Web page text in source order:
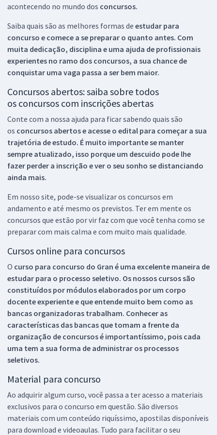
acontecendo no mundo dos concursos.
Saiba quais são as melhores formas de estudar para
concurso e comece a se preparar o quanto antes. Com
muita dedicação, disciplina e uma ajuda de profissionais
experientes no ramo dos concursos, a sua chance de
conquistar uma vaga passa a ser bem maior.
Concursos abertos: saiba sobre todos
os concursos com inscrições abertas
Conte com a nossa ajuda para ficar sabendo quais são
os concursos abertos e acesse o edital para começar a sua
trajetória de estudo. É muito importante se manter
sempre atualizado, isso porque um descuido pode lhe
fazer perder a inscrição e ver o seu sonho se distanciando
ainda mais.
Em nosso site, pode-se visualizar os concursos em
andamento e até mesmo os previstos. Ter em mente os
concursos que estão por vir faz com que você tenha como se
preparar com mais calma e com muito mais qualidade.
Cursos online para concursos
O curso para concurso do Gran é uma excelente maneira de
estudar para o processo seletivo. Os nossos cursos são
constituídos por módulos elaborados por um corpo
docente experiente e que entende muito bem como as
bancas organizadoras trabalham. Conhecer as
características das bancas que tomam a frente da
organização de concursos é importantíssimo, pois cada
uma tem a sua forma de administrar os processos
seletivos.
Material para concurso
Ao adquirir algum curso, você passa a ter acesso a materiais
exclusivos para o concurso em questão. São diversos
materiais com um conteúdo riquíssimo, apostilas disponíveis
para download e videoaulas. Tudo para facilitar o seu